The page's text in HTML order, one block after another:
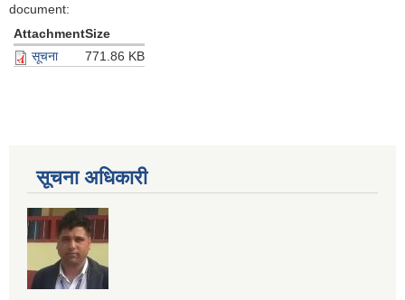
document:
AttachmentSize
सूचना
771.86 KB
सूचना अधिकारी